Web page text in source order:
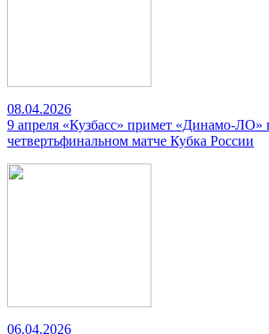
08.04.2026
9 апреля «Кузбасс» примет «Динамо-ЛО»
четвертьфинальном матче Кубка России
06.04.2026